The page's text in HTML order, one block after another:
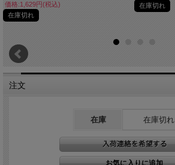
価格:1,629円(税込)
在庫切れ
在庫切れ
注文
在庫 在庫切れ